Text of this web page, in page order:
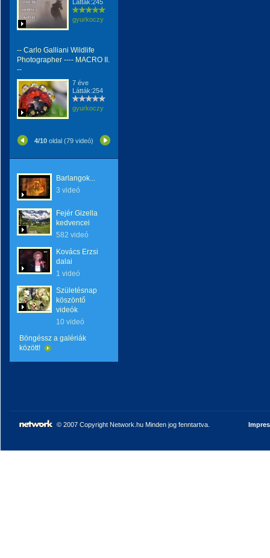
Látták:245
gyurkoczy
-- Carlo Galliani Wildlife
Photographer ---- MACRO II.
--
7 éve
Látták:254
gyurkoczy
4/10 oldal (79 videó)
Barlangok...
3 videó
Fejér Gizella
kedvencei
582 videó
Kovács Erzsi
dalai
1 videó
Születésnap
köszöntő
videók
10 videó
Böngéssz a galériák
között!
© 2007 Copyright Network.hu Minden jog fenntartva.